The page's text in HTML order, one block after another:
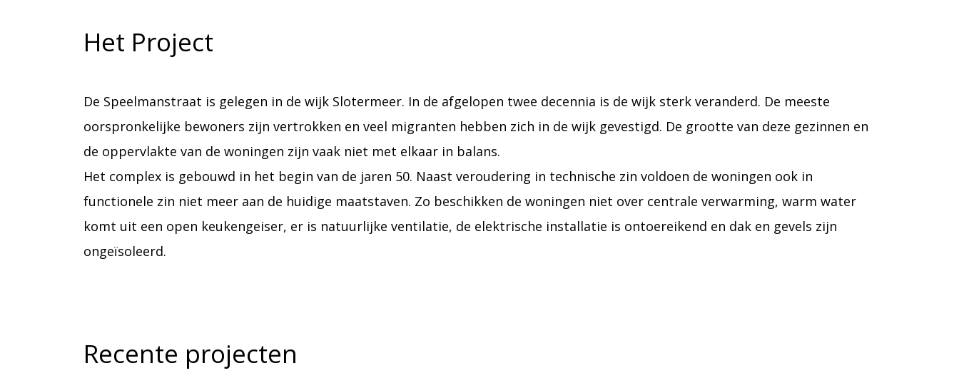
Het Project
De Speelmanstraat is gelegen in de wijk Slotermeer. In de afgelopen twee decennia is de wijk sterk veranderd. De meeste
oorspronkelijke bewoners zijn vertrokken en veel migranten hebben zich in de wijk gevestigd. De grootte van deze gezinnen en
de oppervlakte van de woningen zijn vaak niet met elkaar in balans.
Het complex is gebouwd in het begin van de jaren 50. Naast veroudering in technische zin voldoen de woningen ook in
functionele zin niet meer aan de huidige maatstaven. Zo beschikken de woningen niet over centrale verwarming, warm water
komt uit een open keukengeiser, er is natuurlijke ventilatie, de elektrische installatie is ontoereikend en dak en gevels zijn
ongeïsoleerd.
Recente projecten